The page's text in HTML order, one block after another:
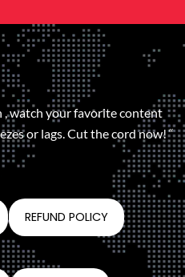
watch your favorite content
or lags. Cut the cord now! “
REFUND POLICY